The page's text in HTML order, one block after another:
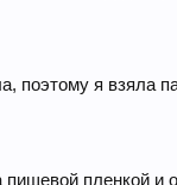
поэтому я взяла
пищевой пленкой